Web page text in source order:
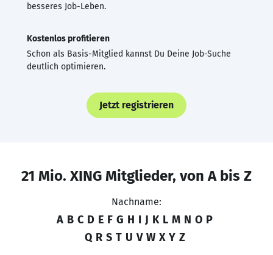
besseres Job-Leben.
Kostenlos profitieren
Schon als Basis-Mitglied kannst Du Deine Job-Suche
deutlich optimieren.
Jetzt registrieren
21 Mio. XING Mitglieder, von A bis Z
Nachname:
A B C D E F G H I J K L M N O P
Q R S T U V W X Y Z